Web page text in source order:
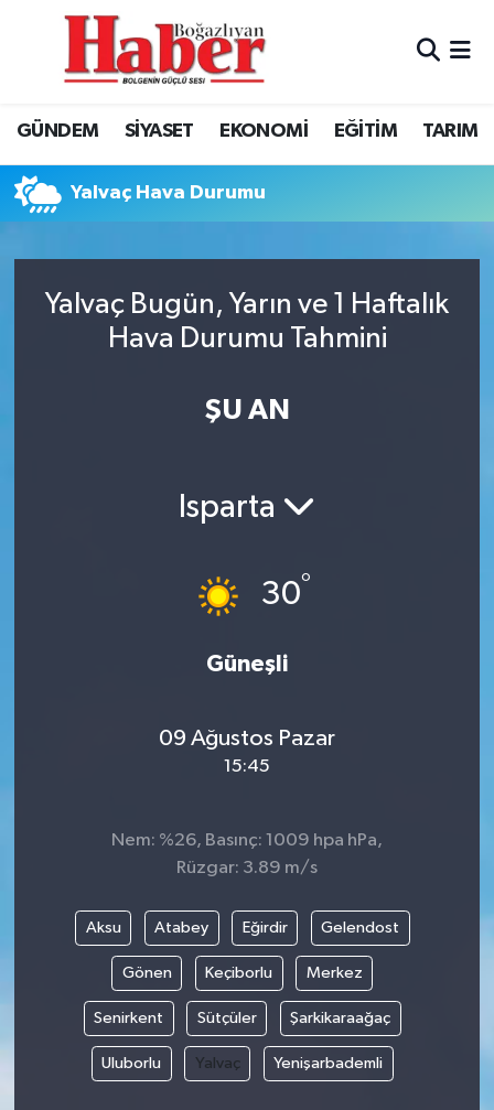
GÜNDEM SİYASET EKONOMİ EĞİTİM TARIM
Yalvaç Hava Durumu
Yalvaç Bugün, Yarın ve 1 Haftalık
Hava Durumu Tahmini
ŞU AN
Isparta
30°
Güneşli
09 Ağustos Pazar
15:45
Nem: %26, Basınç: 1009 hpa hPa,
Rüzgar: 3.89 m/s
Aksu Atabey Eğirdir Gelendost
Gönen Keçiborlu Merkez
Senirkent Sütçüler Şarkikaraağaç
Uluborlu Yalvaç Yenişarbademli
GÜNDEM
SİYASET
EKONOMİ
TARIM
GÜNDEM
EKONOMİ
SİYASET
SPOR
Boğazlıyan Hava Durumu
Boğazlıyan Trafik Yoğunluk Haritası
TFF 3.Lig 3.Grup Puan Durumu ve Fikstür
Son Dakika Haberleri